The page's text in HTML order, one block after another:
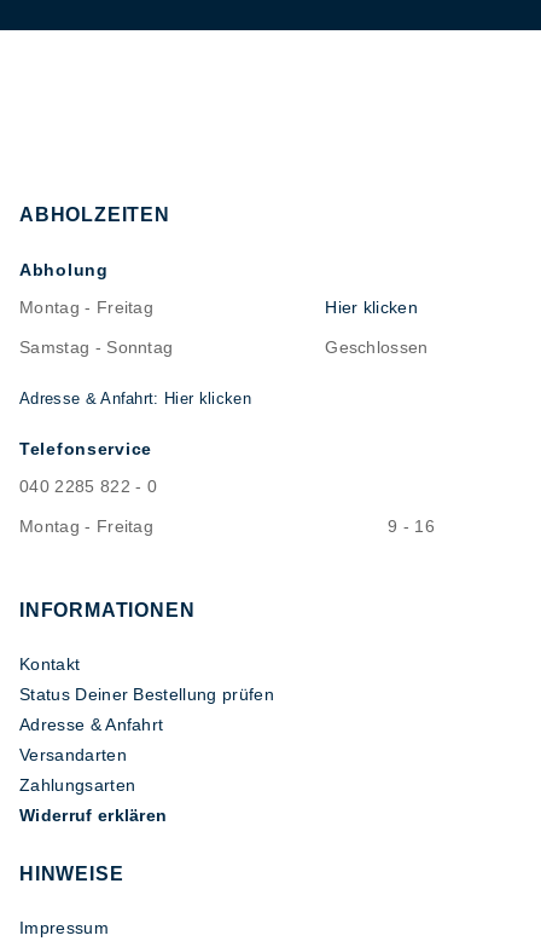
ABHOLZEITEN
Abholung
Montag - Freitag
Hier klicken
Samstag - Sonntag Geschlossen
Adresse & Anfahrt: Hier klicken
Telefonservice
040 2285 822 - 0
Montag - Freitag 9 - 16
INFORMATIONEN
Kontakt
Status Deiner Bestellung prüfen
Adresse & Anfahrt
Versandarten
Zahlungsarten
Widerruf erklären
HINWEISE
Impressum